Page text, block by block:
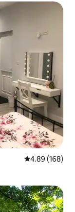
औसत रेटिंग 5 में से
4.89 (168)